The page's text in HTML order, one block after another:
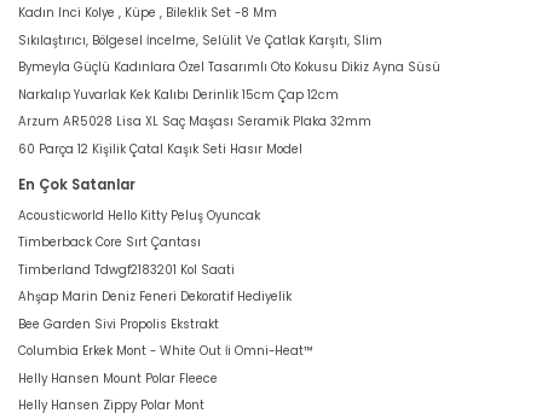
Kadın Inci Kolye , Küpe , Bileklik Set -8 Mm
Sıkılaştırıcı, Bölgesel İncelme, Selülit Ve Çatlak Karşıtı, Slim
Bymeyla Güçlü Kadınlara Özel Tasarımlı Oto Kokusu Dikiz Ayna Süsü
Narkalıp Yuvarlak Kek Kalıbı Derinlik 15cm Çap 12cm
Arzum AR5028 Lisa XL Saç Maşası Seramik Plaka 32mm
60 Parça 12 Kişilik Çatal Kaşık Seti Hasır Model
En Çok Satanlar
Acousticworld Hello Kitty Peluş Oyuncak
Timberback Core Sırt Çantası
Timberland Tdwgf2183201 Kol Saati
Ahşap Marin Deniz Feneri Dekoratif Hediyelik
Bee Garden Sivi Propolis Ekstrakt
Columbia Erkek Mont - White Out İi Omni-Heat™
Helly Hansen Mount Polar Fleece
Helly Hansen Zippy Polar Mont